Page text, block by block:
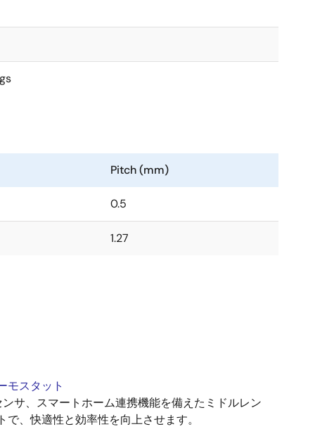
Pitch (mm)
0.5
1.27
モスタット
サ、スマートホーム連携機能を備えたミドルレン
で、快適性と効率性を向上させます。